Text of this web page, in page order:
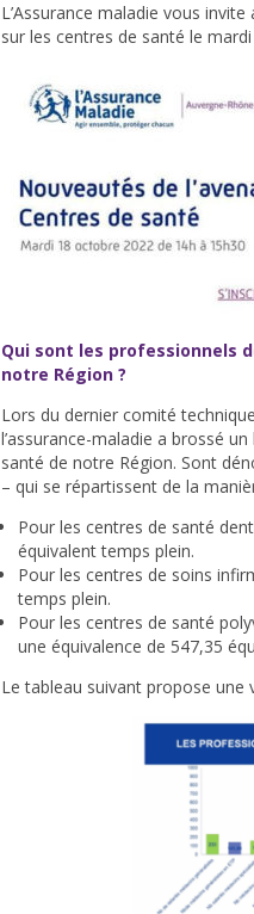
L’Assurance maladie vous
sur les centres de santé le
Qui sont les professionnels
notre Région ?
Lors du dernier comité
l’assurance-maladie a brossé
santé de notre Région. Sont
– qui se répartissent de la
Pour les centres de santé
équivalent temps plein.
Pour les centres de soins
temps plein.
Pour les centres de santé
une équivalence de 547,35
Le tableau suivant propose